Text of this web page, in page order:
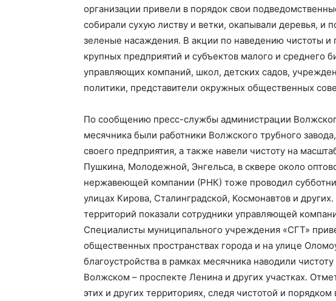
организации привели в порядок свои
собирали сухую листву и ветки, окапывали деревья, и
зеленые насаждения. В акции по наведению чистоты и
крупных предприятий и субъектов малого и среднего
управляющих компаний, школ, детских садов,
политики, представители окружных общественных
По сообщению пресс-службы администрации
месячника были работники Волжского трубного
своего предприятия, а также навели чистоту на
Пушкина, Молодежной, Энгельса, в сквере около
нержавеющей компании (РНК) тоже проводил
улицах Кирова, Сталинградской, Космонавтов и
территорий показали сотрудники управляющей
Специалисты муниципального учреждения «СГТ»
общественных пространствах города и на улице
благоустройства в рамках месячника наводили
Волжском – проспекте Ленина и других участках.
этих и других территориях, следя чистотой и порядком